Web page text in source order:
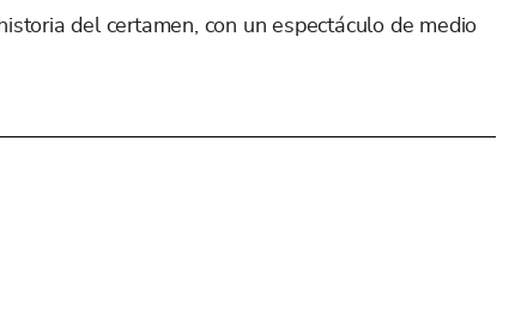
del certamen, con un espectáculo de medio